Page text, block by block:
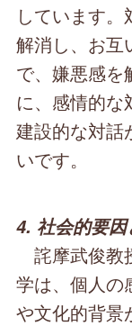
しています
解消し、お互
で、嫌悪感を
に、感情的
建設的な対話
いです。
4. 社会的要
詫摩武俊教
学は、個人の
や文化的背景